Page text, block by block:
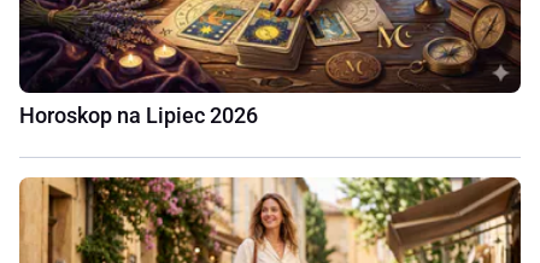
Horoskop na Lipiec 2026